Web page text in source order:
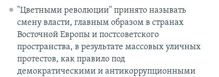
"Цветными революции" принято называть
смену власти, главным образом в странах
Восточной Европы и постсоветского
пространства, в результате массовых уличных
протестов, как правило под
демократическими и антикоррупционными